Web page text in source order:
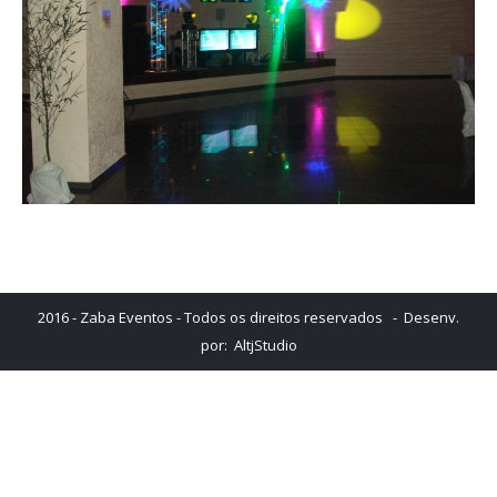
2016 - Zaba Eventos - Todos os direitos reservados - Desenv.
por: AltjStudio